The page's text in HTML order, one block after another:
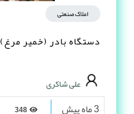
املاک صنعتی
دستگاه بادر (خمیر مرغ)
علی شاکری
3 ماه پیش